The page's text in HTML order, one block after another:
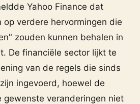
Yahoo Finance dat
op verdere hervormingen die
zouden kunnen behalen in
De financiële sector lijkt te
van de regels die sinds
ingevoerd, hoewel de
gewenste veranderingen niet